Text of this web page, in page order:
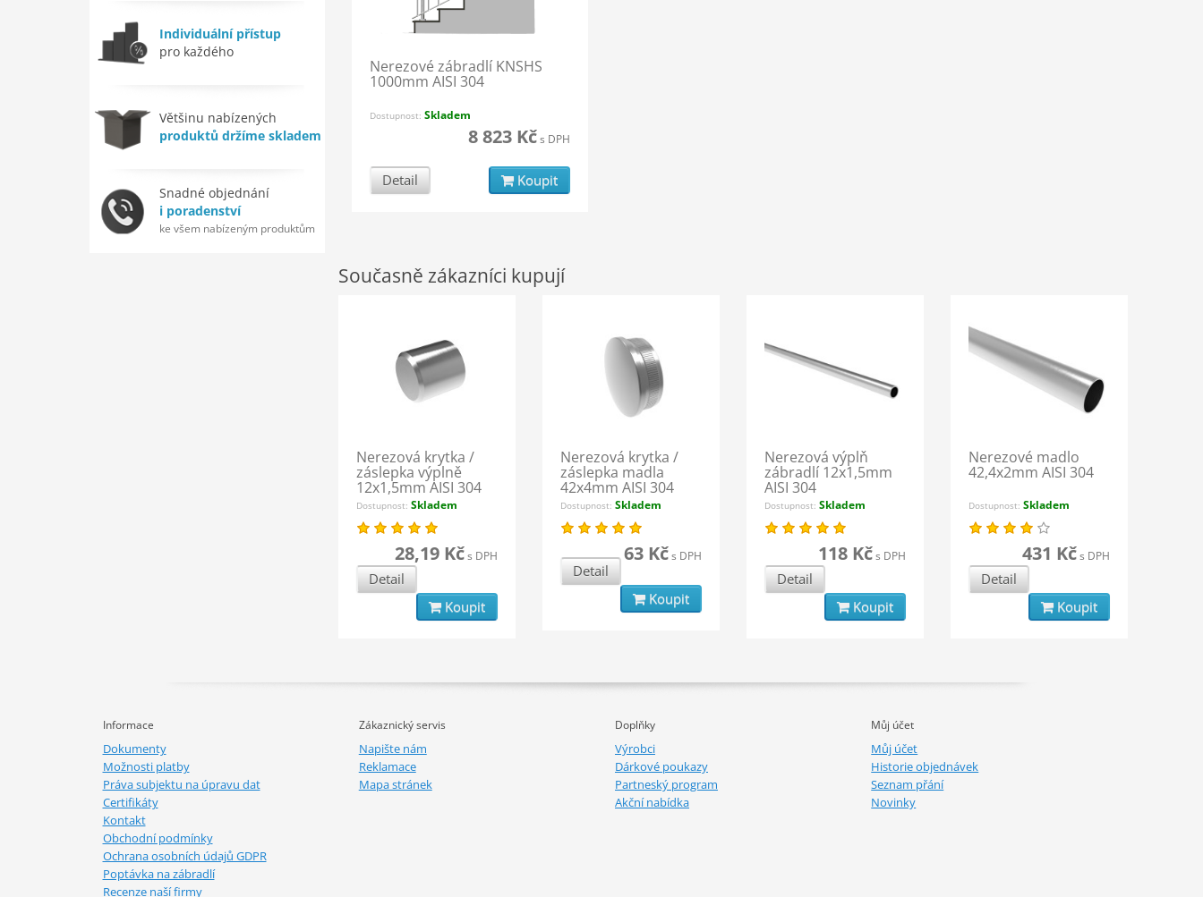
Individuální přístup
pro každého
Většinu nabízených
produktů držíme skladem
Snadné objednání
i poradenství
ke všem nabízeným produktům
Nerezové zábradlí KNSHS
1000mm AISI 304
Dostupnost:Skladem
8 823 Kčs DPH
Detail Koupit
Současně zákazníci kupují
Nerezová krytka /
záslepka výplně
12x1,5mm AISI 304
Dostupnost:Skladem
28,19 Kčs DPH
Detail
Koupit
Nerezová krytka /
záslepka madla
42x4mm AISI 304
Dostupnost:Skladem
63 Kčs DPH
Detail
Koupit
Nerezová výplň
zábradlí 12x1,5mm
AISI 304
Dostupnost: Skladem
118 Kčs DPH
Detail
Koupit
Nerezové madlo
42,4x2mm AISI 304
Dostupnost: Skladem
431 Kčs DPH
Detail
Koupit
Informace
Dokumenty
Možnosti platby
Práva subjektu na úpravu dat
Certifikáty
Kontakt
Obchodní podmínky
Ochrana osobních údajů GDPR
Poptávka na zábradlí
Recenze naší firmy
Zákaznický servis
Napište nám
Reklamace
Mapa stránek
Doplňky
Výrobci
Dárkové poukazy
Partneský program
Akční nabídka
Můj účet
Můj účet
Historie objednávek
Seznam přání
Novinky